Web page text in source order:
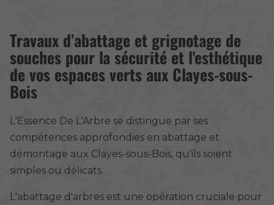
Travaux d’abattage et grignotage de
souches pour la sécurité et l'esthétique
de vos espaces verts aux Clayes-sous-
Bois
L'Essence De L'Arbre se distingue par ses
compétences approfondies en abattage et
démontage aux Clayes-sous-Bois, qu'ils soient
simples ou délicats.
L'abattage d'arbres est une opération cruciale pour